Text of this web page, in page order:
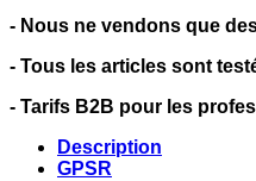
- Nous ne vendons que
- Tous les articles sont
- Tarifs B2B pour les
Description
GPSR